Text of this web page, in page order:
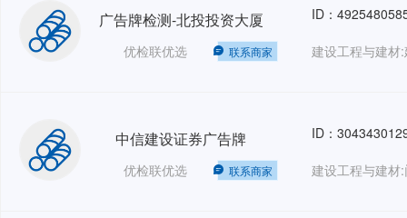
广告牌检测-北投投资大厦
优检联优选 联系商家
ID：
建设工程与建材
中信建设证券广告牌
优检联优选 联系商家
ID：
建设工程与建材